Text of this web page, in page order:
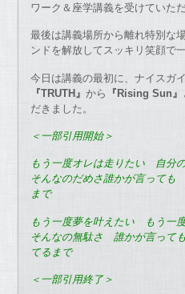
ワーク＆座学講義を受けていた
最後は講義場所から離れ特別な
ンドを解放してスッキリ笑顔で
今日は講義の最初に、ナイスガ
『TRUTH』から 『Rising Sun』
だきました。
＜一部引用開始＞
もう一度オレは走りたい 自分
そんなのだめさ誰かが言って
まで
もう一度夢を叶えたい もう一
そんなの無駄さ 誰かが言っ
てるまで
＜一部引用終了＞